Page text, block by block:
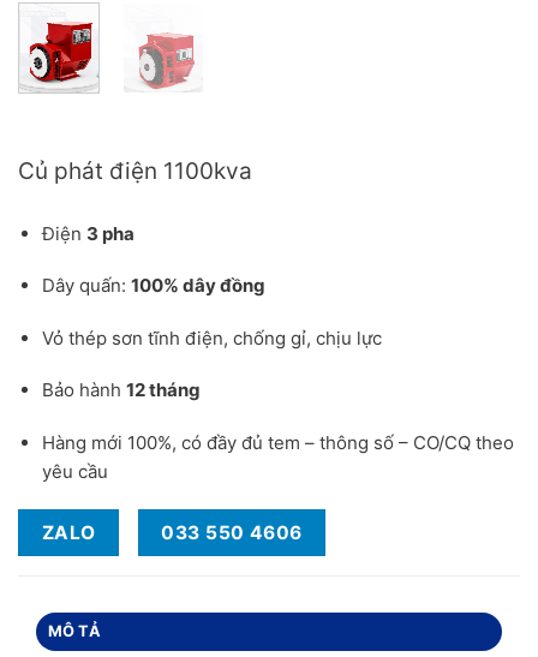
Củ phát điện 1100kva
Điện 3 pha
Dây quấn: 100% dây đồng
Vỏ thép sơn tĩnh điện, chống gỉ, chịu lực
Bảo hành 12 tháng
Hàng mới 100%, có đầy đủ tem – thông số – CO/CQ theo
yêu cầu
ZALO 033 550 4606
MÔ TẢ